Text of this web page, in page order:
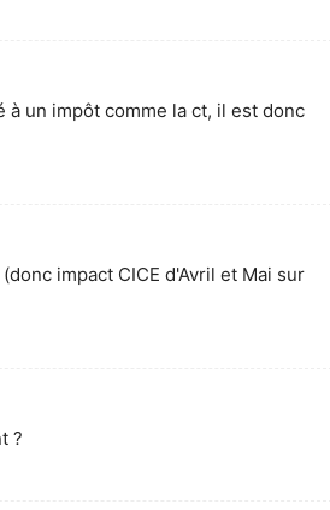
un impôt comme la ct, il est donc
impact CICE d'Avril et Mai sur
?